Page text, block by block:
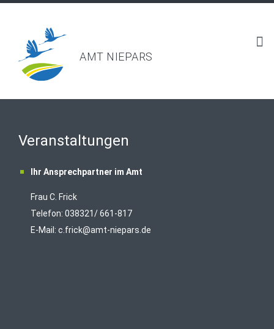
AMT NIEPARS
Veranstaltungen
Ihr Ansprechpartner im Amt
Frau C. Frick
Telefon: 038321/ 661-817
E-Mail: c.frick@amt-niepars.de